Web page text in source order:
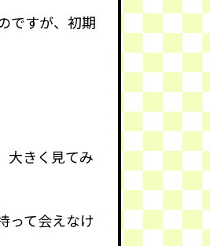
ですが、初期
大きく見てみ
って会えなけ